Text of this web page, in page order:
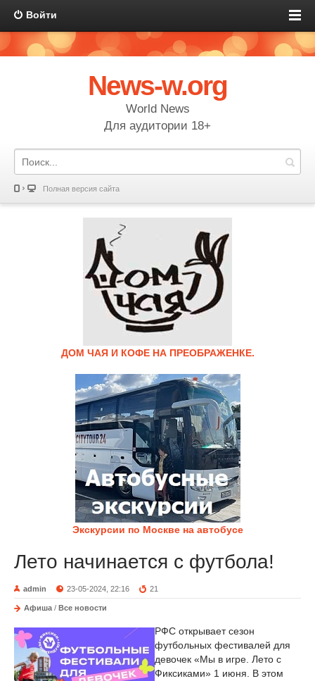
Войти
News-w.org
World News
Для аудитории 18+
Полная версия сайта
ДОМ ЧАЯ И КОФЕ НА ПРЕОБРАЖЕНКЕ.
Экскурсии по Москве на автобусе
Лето начинается с футбола!
admin 23-05-2024, 22:16 21
Афиша / Все новости
РФС открывает сезон
футбольных фестивалей для
девочек «Мы в игре. Лето с
Фиксиками» 1 июня. В этом